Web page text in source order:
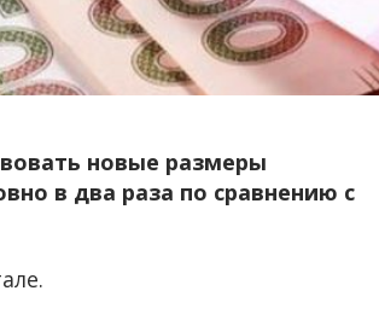
новые размеры
в два раза по сравнению с